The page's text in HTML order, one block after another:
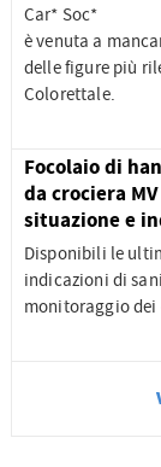
Car* Soc*
è venuta a
delle figure più
Colorettale.
Focolaio di
da crociera
situazione e
Disponibili le
indicazioni di
monitoraggio